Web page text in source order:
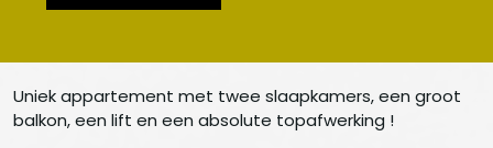
Uniek appartement met twee slaapkamers, een groot
balkon, een lift en een absolute topafwerking !